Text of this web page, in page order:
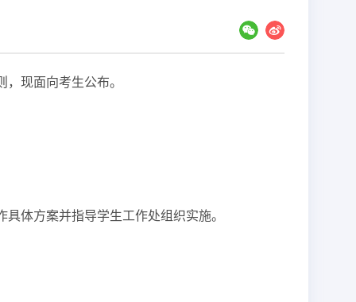
现面向考生公布。
体方案并指导学生工作处组织实施。